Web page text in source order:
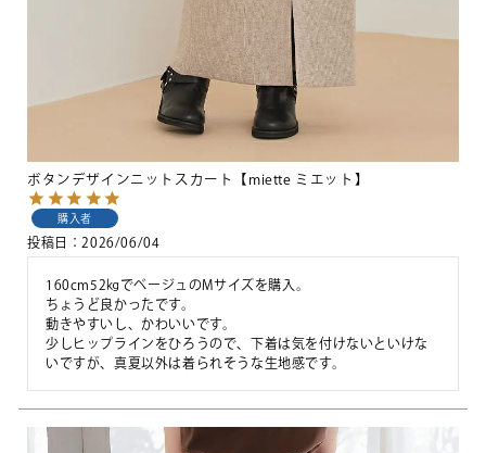
ボタンデザインニットスカート【miette ミエット】
購入者
投稿日 2026/06/04
160cm52㎏でベージュのMサイズを購入。
ちょうど良かったです。
動きやすいし、かわいいです。
少しヒップラインをひろうので、下着は気を付けないといけな
いですが、真夏以外は着られそうな生地感です。